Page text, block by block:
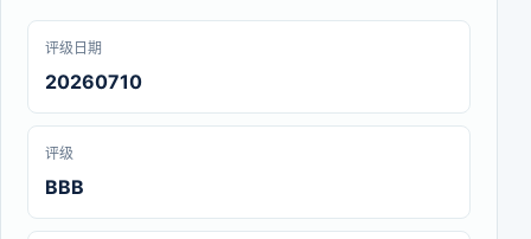
评级日期
20260710
评级
BBB